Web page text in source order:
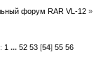
форум RAR VL-12 »
1 ...52 53 [54]55 56